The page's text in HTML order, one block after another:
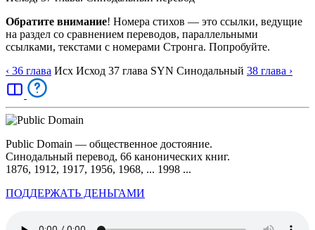
Обратите внимание! Номера стихов — это ссылки, ведущие
на раздел со сравнением переводов, параллельными
ссылками, текстами с номерами Стронга. Попробуйте.
‹ 36 глава Исх Исход 37 глава SYN Синодальный 38 глава ›
Public Domain — общественное достояние.
Синодальный перевод, 66 канонических книг.
1876, 1912, 1917, 1956, 1968, ... 1998 ...
ПОДДЕРЖАТЬ ДЕНЬГАМИ